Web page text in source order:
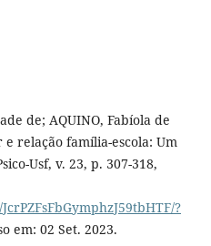
de; AQUINO, Fabíola de
e relação família-escola: Um
Usf, v. 23, p. 307-318,
?
em: 02 Set. 2023.